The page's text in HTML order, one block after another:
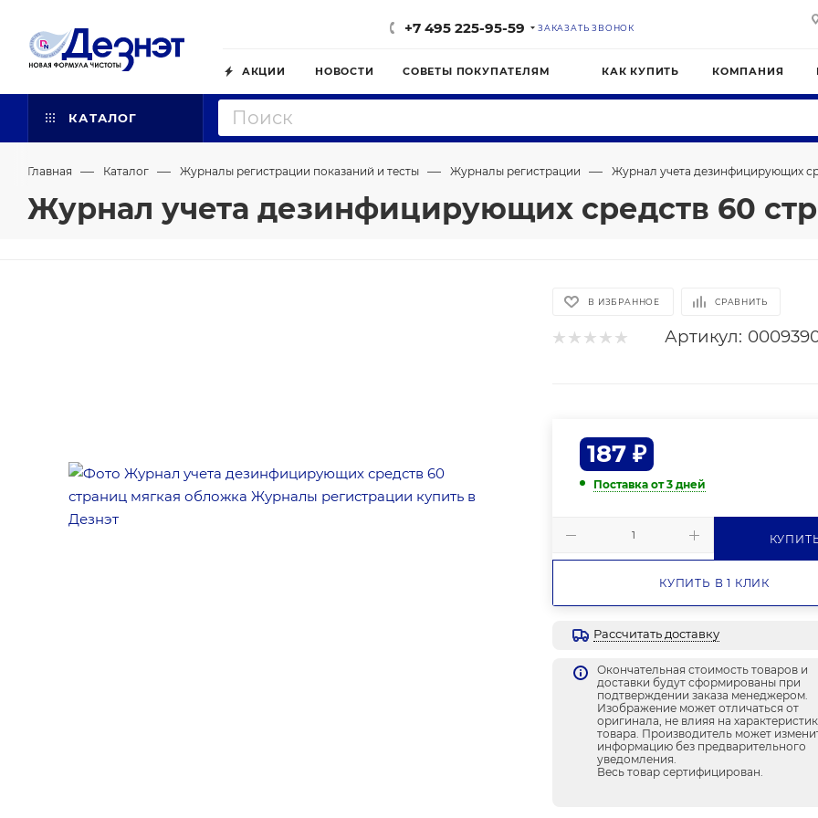
+7 495 225-95-59 ЗАКАЗАТЬ ЗВОНОК
АКЦИИ НОВОСТИ СОВЕТЫ ПОКУПАТЕЛЯМ КАК КУПИТЬ КОМПАНИЯ
КАТАЛОГ
Главная — Каталог — Журналы регистрации показаний и тесты — Журналы регистрации — Журнал учета дезинфицирующих
Журнал учета дезинфицирующих средств 60
В ИЗБРАННОЕ СРАВНИТЬ
Артикул:
187 ₽
Поставка от 3 дней
КУПИТЬ В 1 КЛИК
Рассчитать доставку
Окончательная стоимость товаров и
доставки будут сформированы при
подтверждении заказа менеджером.
Изображение может отличаться от
оригинала, не влияя на
товара. Производитель может
информацию без предварительного
уведомления.
Весь товар сертифицирован.